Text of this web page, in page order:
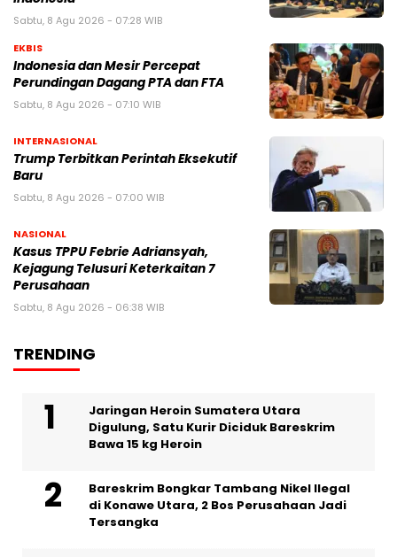
Sabtu, 8 Agu 2026 - 07:28 WIB
EKBIS
Indonesia dan Mesir Percepat
Perundingan Dagang PTA dan FTA
Sabtu, 8 Agu 2026 - 07:10 WIB
INTERNASIONAL
Trump Terbitkan Perintah Eksekutif
Baru
Sabtu, 8 Agu 2026 - 07:00 WIB
NASIONAL
Kasus TPPU Febrie Adriansyah,
Kejagung Telusuri Keterkaitan 7
Perusahaan
Sabtu, 8 Agu 2026 - 06:38 WIB
TRENDING
Jaringan Heroin Sumatera Utara
Digulung, Satu Kurir Diciduk Bareskrim
Bawa 15 kg Heroin
Bareskrim Bongkar Tambang Nikel Ilegal
di Konawe Utara, 2 Bos Perusahaan Jadi
Tersangka